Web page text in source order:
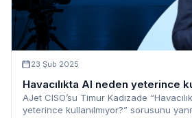
23 Şub 2025
Havacılıkta AI neden yeterince
AJet CISO’su Timur Kadızade
yeterince kullanılmıyor?” sorusunu